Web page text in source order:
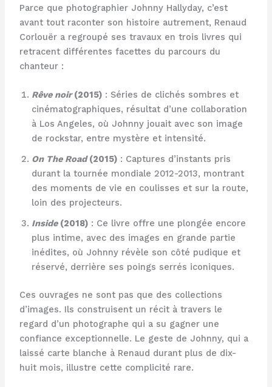
Parce que photographier Johnny Hallyday, c’est
avant tout raconter son histoire autrement, Renaud
Corlouër a regroupé ses travaux en trois livres qui
retracent différentes facettes du parcours du
chanteur :
Rêve noir(2015): Séries de clichés sombres et
cinématographiques, résultat d’une collaboration
à Los Angeles, où Johnny jouait avec son image
de rockstar, entre mystère et intensité.
On The Road(2015): Captures d’instants pris
durant la tournée mondiale 2012-2013, montrant
des moments de vie en coulisses et sur la route,
loin des projecteurs.
Inside(2018): Ce livre offre une plongée encore
plus intime, avec des images en grande partie
inédites, où Johnny révèle son côté pudique et
réservé, derrière ses poings serrés iconiques.
Ces ouvrages ne sont pas que des collections
d’images. Ils construisent un récit à travers le
regard d’un photographe qui a su gagner une
confiance exceptionnelle. Le geste de Johnny, qui a
laissé carte blanche à Renaud durant plus de dix-
huit mois, illustre cette complicité rare.